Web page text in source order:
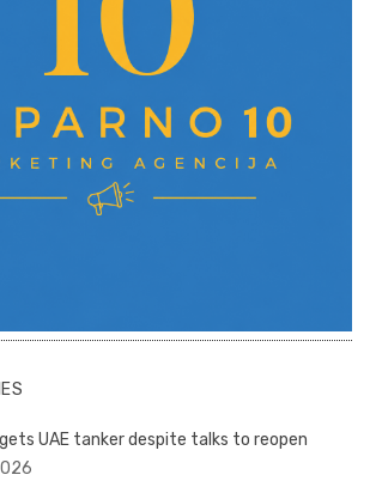
UAE tanker despite talks to reopen